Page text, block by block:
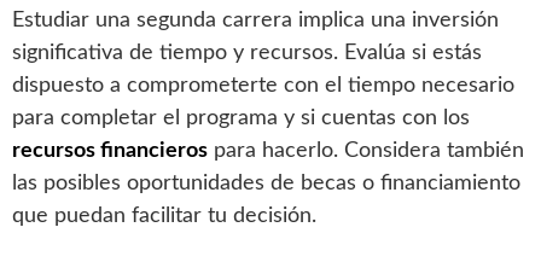
Estudiar una segunda carrera implica una inversión
significativa de tiempo y recursos. Evalúa si estás
dispuesto a comprometerte con el tiempo necesario
para completar el programa y si cuentas con los
recursos financieros para hacerlo. Considera también
las posibles oportunidades de becas o financiamiento
que puedan facilitar tu decisión.